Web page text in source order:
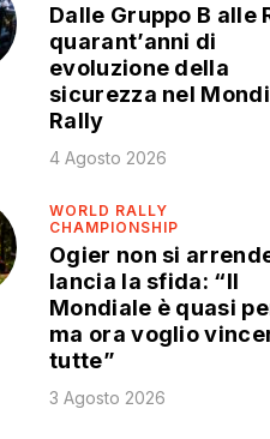
Dalle Gruppo B alle
quarant’anni di
evoluzione della
sicurezza nel
Rally
4 Agosto 2026
WORLD RALLY
CHAMPIONSHIP
Ogier non si
lancia la sfida: “Il
Mondiale è quasi
ma ora voglio
tutte”
3 Agosto 2026